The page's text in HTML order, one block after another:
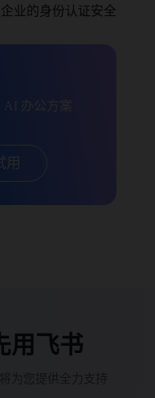
业的身份认证安全
办公方案
用
用飞书